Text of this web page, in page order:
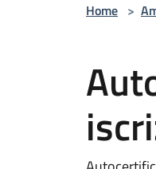
Home >